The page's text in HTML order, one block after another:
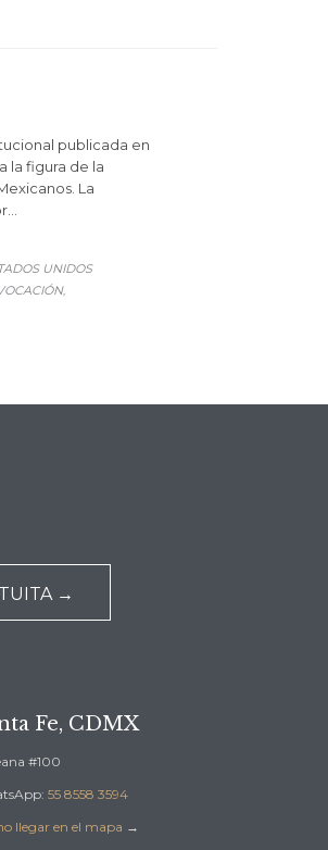
publicada en
la figura de la
La
UNIDOS
,
→
Fe, CDMX
#100
55 8558 3594
llegar en el mapa →